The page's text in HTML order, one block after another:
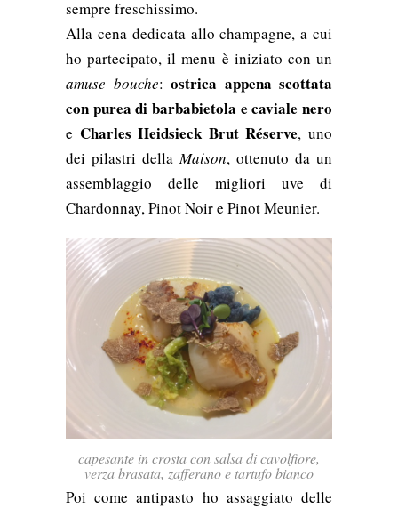
sempre freschissimo.
Alla cena dedicata allo champagne, a cui
ho partecipato, il menu è iniziato con un
amuse bouche: ostrica appena scottata
con purea di barbabietola e caviale nero
e Charles Heidsieck Brut Réserve, uno
dei pilastri dellaMaison, ottenuto da un
assemblaggio delle migliori uve di
Chardonnay, Pinot Noir e Pinot Meunier.
capesante in crosta con salsa di cavolfiore,
verza brasata, zafferano e tartufo bianco
Poi come antipasto ho assaggiato delle